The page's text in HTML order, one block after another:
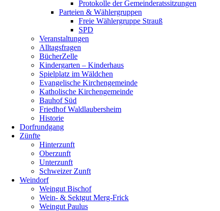
Protokolle der Gemeinderatssitzungen
Parteien & Wählergruppen
Freie Wählergruppe Strauß
SPD
Veranstaltungen
Alltagsfragen
BücherZelle
Kindergarten – Kinderhaus
Spielplatz im Wäldchen
Evangelische Kirchengemeinde
Katholische Kirchengemeinde
Bauhof Süd
Friedhof Waldlaubersheim
Historie
Dorfrundgang
Zünfte
Hinterzunft
Oberzunft
Unterzunft
Schweizer Zunft
Weindorf
Weingut Bischof
Wein- & Sektgut Merg-Frick
Weingut Paulus